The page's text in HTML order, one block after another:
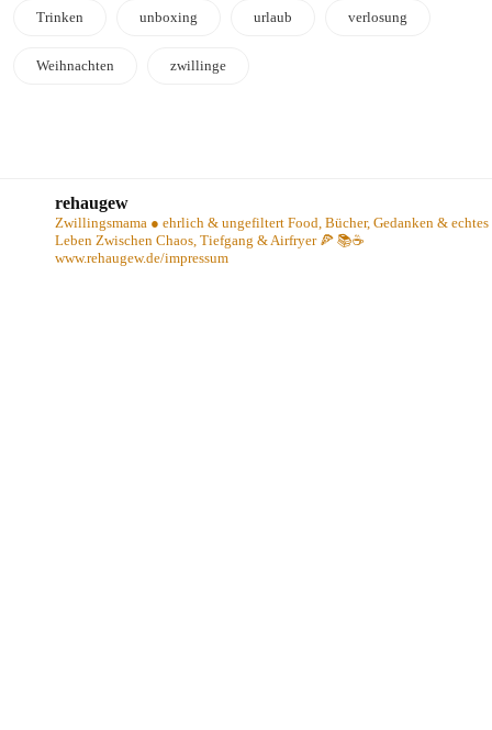
Trinken unboxing urlaub verlosung
Weihnachten zwillinge
rehaugew
Zwillingsmama ● ehrlich & ungefiltert Food, Bücher, Gedanken & echtes
Leben Zwischen Chaos, Tiefgang & Airfryer 🍕 📚☕️
www.rehaugew.de/impressum